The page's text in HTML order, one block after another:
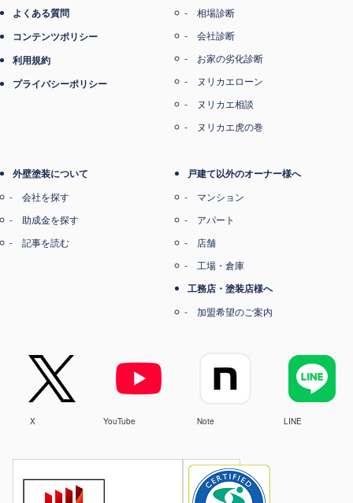
よくある質問
コンテンツポリシー
利用規約
プライバシーポリシー
相場診断
会社診断
お家の劣化診断
ヌリカエローン
ヌリカエ相談
ヌリカエ虎の巻
外壁塗装について
会社を探す
助成金を探す
記事を読む
戸建て以外のオーナー様へ
マンション
アパート
店舗
工場・倉庫
工務店・塗装店様へ
加盟希望のご案内
X YouTube Note LINE